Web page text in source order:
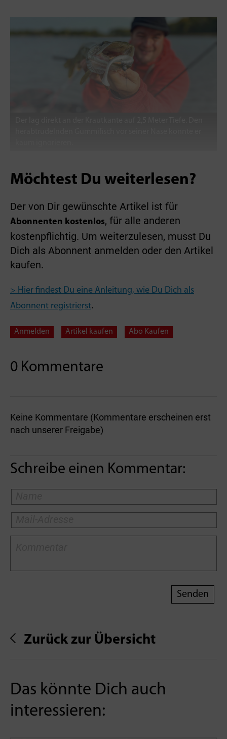
Möchtest Du weiterlesen?
Der von Dir gewünschte Artikel ist für
Abonnenten kostenlos, für alle anderen
kostenpflichtig. Um weiterzulesen, musst Du
Dich als Abonnent anmelden oder den Artikel
kaufen.
> Hier findest Du eine Anleitung, wie Du Dich als
Abonnent registrierst.
Anmelden Artikel kaufen Abo Kaufen
0 Kommentare
Keine Kommentare (Kommentare erscheinen erst
nach unserer Freigabe)
Schreibe einen Kommentar:
Zurück zur Übersicht
Das könnte Dich auch
interessieren: